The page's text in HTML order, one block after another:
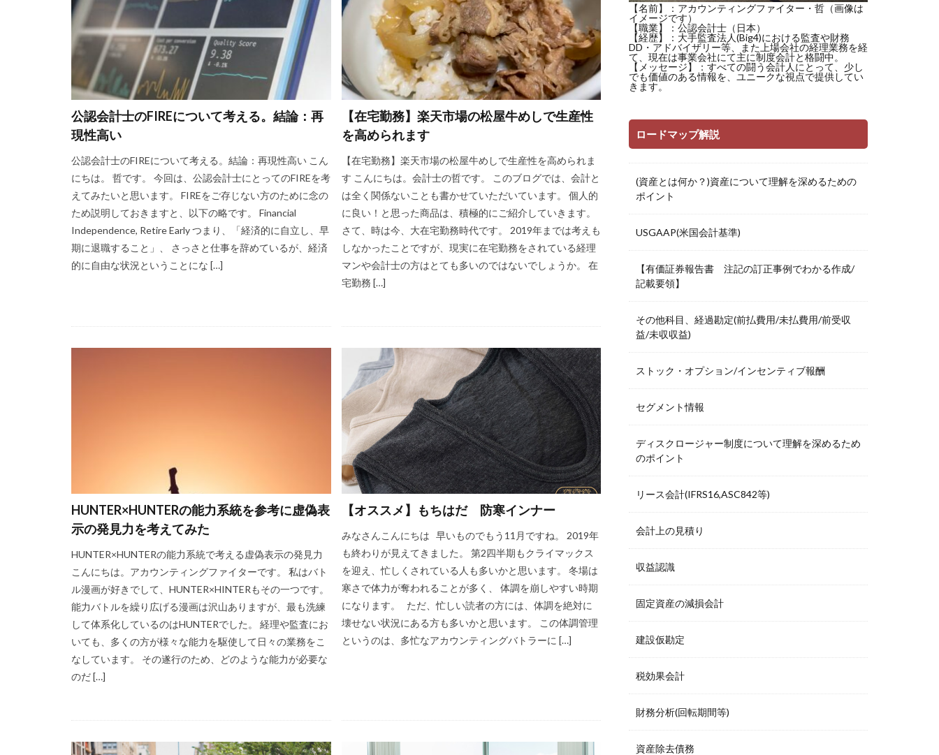
公認会計士のFIREについて考える。結論：再
現性高い
公認会計士のFIREについて考える。結論：再現性高い こん
にちは。 哲です。 今回は、公認会計士にとってのFIREを考
えてみたいと思います。 FIREをご存じない方のために念の
ため説明しておきますと、以下の略です。 Financial
Independence, Retire Early つまり、「経済的に自立し、早
期に退職すること」、 さっさと仕事を辞めているが、経済
的に自由な状況ということにな […]
【在宅勤務】楽天市場の松屋牛めしで生産性
を高められます
【在宅勤務】楽天市場の松屋牛めしで生産性を高められま
す こんにちは。会計士の哲です。 このブログでは、会計と
は全く関係ないことも書かせていただいています。 個人的
に良い！と思った商品は、積極的にご紹介していきます。
さて、時は今、大在宅勤務時代です。 2019年までは考えも
しなかったことですが、現実に在宅勤務をされている経理
マンや会計士の方はとても多いのではないでしょうか。 在
宅勤務 […]
HUNTER×HUNTERの能力系統を参考に虚偽表
示の発見力を考えてみた
HUNTER×HUNTERの能力系統で考える虚偽表示の発見力
こんにちは。アカウンティングファイターです。 私はバト
ル漫画が好きでして、HUNTER×HINTERもその一つです。
能力バトルを繰り広げる漫画は沢山ありますが、最も洗練
して体系化しているのはHUNTERでした。 経理や監査にお
いても、多くの方が様々な能力を駆使して日々の業務をこ
なしています。 その遂行のため、どのような能力が必要な
のだ […]
【オススメ】もちはだ 防寒インナー
みなさんこんにちは 早いものでもう11月ですね。 2019年
も終わりが見えてきました。 第2四半期もクライマックス
を迎え、忙しくされている人も多いかと思います。 冬場は
寒さで体力が奪われることが多く、 体調を崩しやすい時期
になります。 ただ、忙しい読者の方には、体調を絶対に
壊せない状況にある方も多いかと思います。 この体調管理
というのは、多忙なアカウンティングバトラーに […]
【名前】：アカウンティングファイター・哲（画像は
イメージです）
【職業】：公認会計士（日本）
【経歴】：大手監査法人(Big4)における監査や財務
DD・アドバイザリー等、また上場会社の経理業務を経
て、現在は事業会社にて主に制度会計と格闘中。
【メッセージ】：すべての闘う会計人にとって、少し
でも価値のある情報を、ユニークな視点で提供してい
きます。
ロードマップ解説
(資産とは何か？)資産について理解を深めるための
ポイント
USGAAP(米国会計基準)
【有価証券報告書 注記の訂正事例でわかる作成/
記載要領】
その他科目、経過勘定(前払費用/未払費用/前受収
益/未収収益)
ストック・オプション/インセンティブ報酬
セグメント情報
ディスクロージャー制度について理解を深めるため
のポイント
リース会計(IFRS16,ASC842等)
会計上の見積り
収益認識
固定資産の減損会計
建設仮勘定
税効果会計
財務分析(回転期間等)
資産除去債務